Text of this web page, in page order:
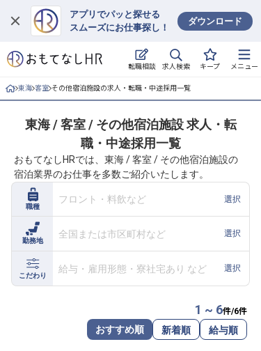
アプリでパッと探せる
スムーズにお仕事探し！
ダウンロード
転職相談 求人検索 キープ メニュー
ログイン
求人・施設を探す
就職・転職 合同説明会
おもてなしHRについて
ご利用の流れ
よくある質問
ホテル・宿泊業界情報コラム
転職サポートに申し込む
東海 客室 その他宿泊施設の求人・転職・中途採用一覧
東海 / 客室 / その他宿泊施設 求人・転
職・中途採用一覧
おもてなしHRでは、東海 / 客室 / その他宿泊施設の
宿泊業界のお仕事を多数ご紹介いたします。
職種
フロント・料飲など 選択
勤務地
全国または市区町村など 選択
こだわり
給与・雇用形態・寮社宅あり など 選択
1 ~ 6件/6件
おすすめ順 新着順 給与順